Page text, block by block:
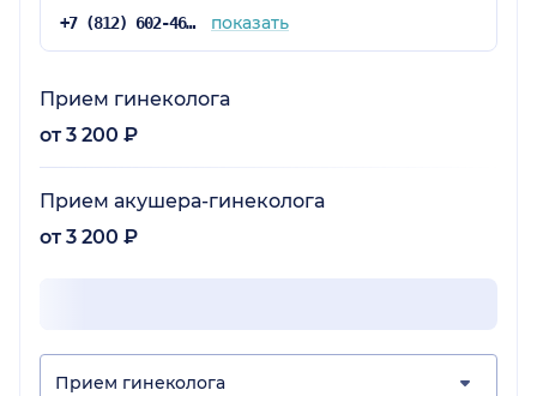
момент был не очень приятный. В остальном
+7 (812) 602-46-34 показать
Прием гинеколога
от 3 200 ₽
Прием акушера-гинеколога
от 3 200 ₽
Прием гинеколога